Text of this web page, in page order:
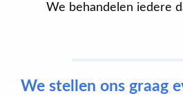
We behandelen iedere
We stellen ons graag